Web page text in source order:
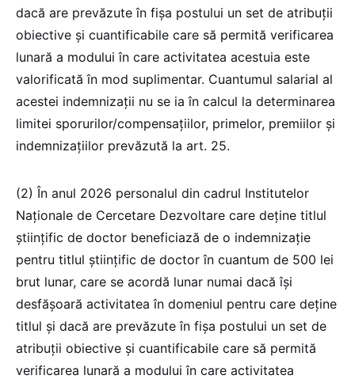
dacă are prevăzute în fișa postului un set de atribuții
obiective și cuantificabile care să permită verificarea
lunară a modului în care activitatea acestuia este
valorificată în mod suplimentar. Cuantumul salarial al
acestei indemnizații nu se ia în calcul la determinarea
limitei sporurilor/compensațiilor, primelor, premiilor și
indemnizațiilor prevăzută la art. 25.
(2) În anul 2026 personalul din cadrul Institutelor
Naționale de Cercetare Dezvoltare care deține titlul
științific de doctor beneficiază de o indemnizație
pentru titlul științific de doctor în cuantum de 500 lei
brut lunar, care se acordă lunar numai dacă își
desfășoară activitatea în domeniul pentru care deține
titlul și dacă are prevăzute în fișa postului un set de
atribuții obiective și cuantificabile care să permită
verificarea lunară a modului în care activitatea